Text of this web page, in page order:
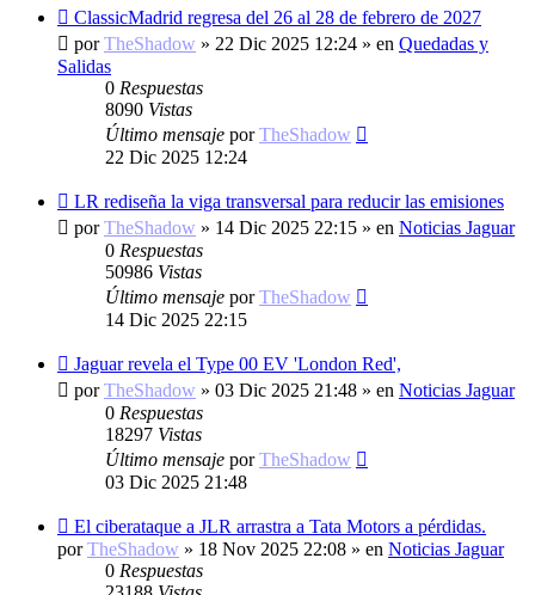
Nuevo
mensaje
ClassicMadrid regresa del 26 al 28 de febrero de 2027
porTheShadow » 22 Dic 2025 12:24 » en Quedadas y
Salidas
0 Respuestas
8090 Vistas
Último mensaje porTheShadow
22 Dic 2025 12:24
Nuevo
mensaje
LR rediseña la viga transversal para reducir las emisiones
porTheShadow » 14 Dic 2025 22:15 » en Noticias Jaguar
0 Respuestas
50986 Vistas
Último mensaje porTheShadow
14 Dic 2025 22:15
Nuevo
mensaje
Jaguar revela el Type 00 EV 'London Red',
porTheShadow » 03 Dic 2025 21:48 » en Noticias Jaguar
0 Respuestas
18297 Vistas
Último mensaje porTheShadow
03 Dic 2025 21:48
Nuevo
mensaje
El ciberataque a JLR arrastra a Tata Motors a pérdidas.
porTheShadow » 18 Nov 2025 22:08 » en Noticias Jaguar
0 Respuestas